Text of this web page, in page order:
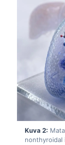
Kuva 2:
nonthyroidal